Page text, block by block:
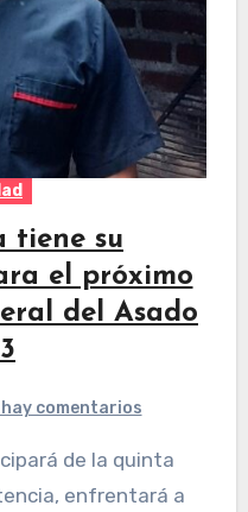
tiene su
el próximo
del Asado
hay comentarios
enfrentará a